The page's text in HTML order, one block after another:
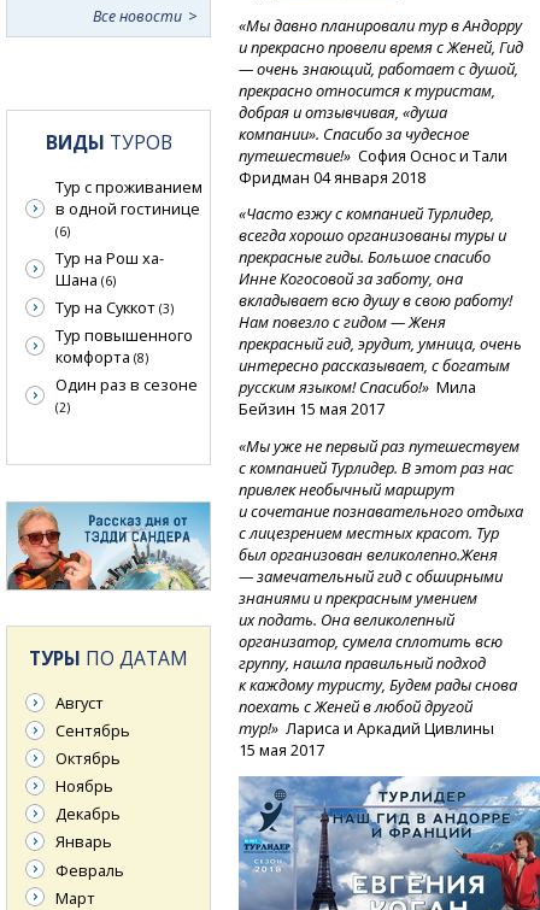
«Мы давно планировали тур в Андорру
и прекрасно провели время с Женей, Гид
— очень знающий, работает с душой,
прекрасно относится к туристам,
добрая и отзывчивая, «душа
компании». Спасибо за чудесное
путешествие!» София Оснос и Тали
Фридман 04 января 2018
«Часто езжу с компанией Турлидер,
всегда хорошо организованы туры и
прекрасные гиды. Большое спасибо
Инне Когосовой за заботу, она
вкладывает всю душу в свою работу!
Нам повезло с гидом — Женя
прекрасный гид, эрудит, умница, очень
интересно рассказывает, с богатым
русским языком! Спасибо!» Мила
Бейзин 15 мая 2017
«Мы уже не первый раз путешествуем
с компанией Турлидер. В этот раз нас
привлек необычный маршрут
и сочетание познавательного отдыха
с лицезрением местных красот. Тур
был организован великолепно.Женя
— замечательный гид с обширными
знаниями и прекрасным умением
их подать. Она великолепный
организатор, сумела сплотить всю
группу, нашла правильный подход
к каждому туристу, Будем рады снова
поехать с Женей в любой другой
тур!» Лариса и Аркадий Цивлины
15 мая 2017
Все новости
ВИДЫ ТУРОВ
Тур с проживанием
в одной гостинице
(6)
Тур на Рош ха-
Шана (6)
Тур на Суккот (3)
Тур повышенного
комфорта (8)
Один раз в сезоне
(2)
ТУРЫ ПО ДАТАМ
Август
Сентябрь
Октябрь
Ноябрь
Декабрь
Январь
Февраль
Март